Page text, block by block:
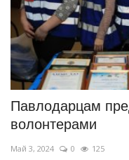
Павлодарцам
волонтерами
Май 3, 2024 0 125